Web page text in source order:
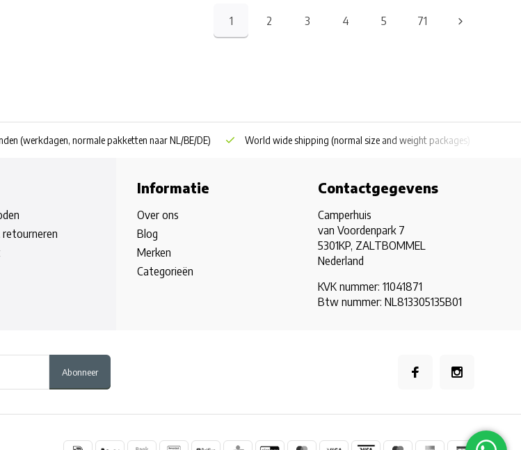
1 2 3 4 5 71
(werkdagen, normale pakketten naar NL/BE/DE) World wide shipping (normal size and weight packages)
retourneren
Informatie
Over ons
Blog
Merken
Categorieën
Contactgegevens
Camperhuis
van Voordenpark 7
5301KP, ZALTBOMMEL
Nederland
KVK nummer: 11041871
Btw nummer: NL813305135B01
Abonneer